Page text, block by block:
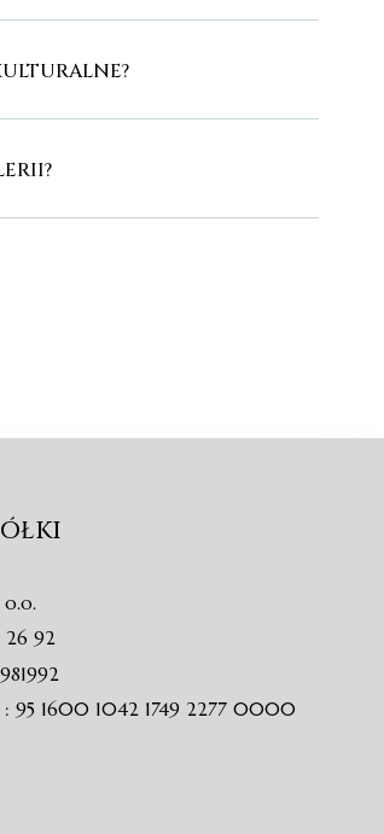
o.o.
26 92
: 95 1600 1042 1749 2277 0000